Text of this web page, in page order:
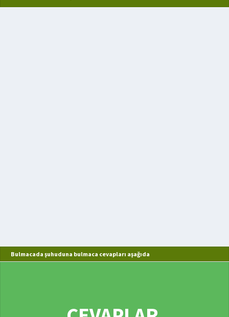
Bulmacada şuhuduna bulmaca cevapları aşağıda